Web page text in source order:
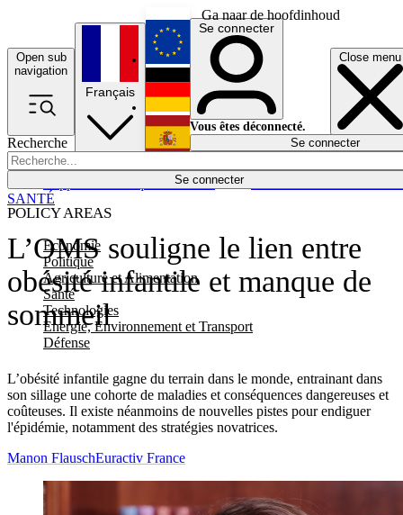
Ga naar de hoofdinhoud
Open sub
navigation
Close menu
Recherche
Se connecter
POLICY AREAS
Economie
Politique
Agriculture et Alimentation
Santé
Technologies
Energie, Environnement et Transport
Défense
Économie
Français
English
Deutsch
Español
Se connecter
Vous êtes déconnecté.
Se connecter
L’OMS souligne le lien entre
obésité infantile et manque de
sommeil
L’obésité infantile gagne du terrain dans le monde, entrainant dans
son sillage une cohorte de maladies et conséquences dangereuses et
coûteuses. Il existe néanmoins de nouvelles pistes pour endiguer
l'épidémie, notamment des stratégies novatrices.
SANTÉ
Manon FlauschEuractiv France